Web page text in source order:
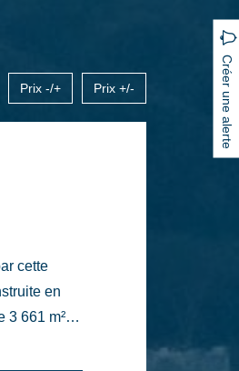
Créer une alerte
Prix -/+ Prix +/-
en
3 661 m²
par